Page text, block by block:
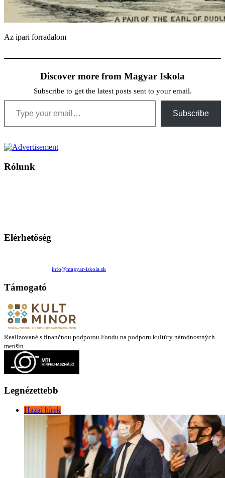
Az ipari forradalom
Discover more from Magyar Iskola
Subscribe to get the latest posts sent to your email.
Type your email…
Subscribe
Rólunk
Elérhetőség
info@magyar-iskola.sk
Támogató
Realizované s finančnou podporou Fondu na podporu kultúry národnostných
menšín
Legnézettebb
Hazai hírek